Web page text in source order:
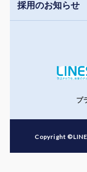
採用のお知らせ
プ
Copyright